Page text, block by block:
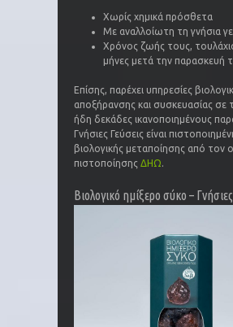
Χωρίς χημικά πρόσθετα
Με αναλλοίωτη τη γνήσια
Χρόνος ζωής τους,
μήνες μετά την παρασκευή
Επίσης, παρέχει υπηρεσίες
αποξήρανσης και συσκευασίας σε
ήδη δεκάδες ικανοποιημένους
Γνήσιες Γεύσεις είναι
βιολογικής μεταποίησης από τον
πιστοποίησης ΔΗΩ.
Βιολογικό ημίξερο σύκο –